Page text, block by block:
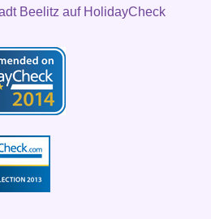
Beelitz auf HolidayCheck